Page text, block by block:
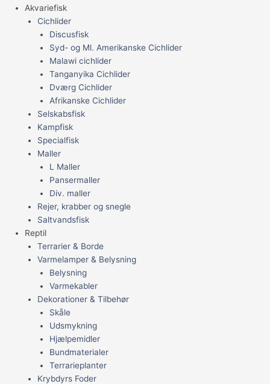
Akvariefisk
Cichlider
Discusfisk
Syd- og Ml. Amerikanske Cichlider
Malawi cichlider
Tanganyika Cichlider
Dværg Cichlider
Afrikanske Cichlider
Selskabsfisk
Kampfisk
Specialfisk
Maller
L Maller
Pansermaller
Div. maller
Rejer, krabber og snegle
Saltvandsfisk
Reptil
Terrarier & Borde
Varmelamper & Belysning
Belysning
Varmekabler
Dekorationer & Tilbehør
Skåle
Udsmykning
Hjælpemidler
Bundmaterialer
Terrarieplanter
Krybdyrs Foder